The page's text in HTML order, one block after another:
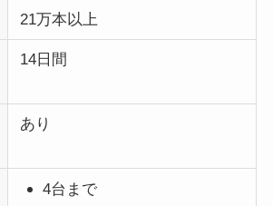
21万本以上
14日間
あり
4台まで